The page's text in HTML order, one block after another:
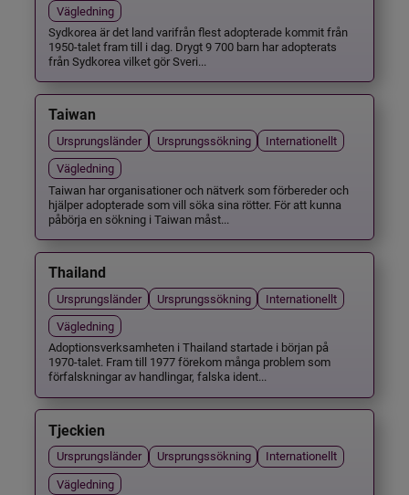
Vägledning
Sydkorea är det land varifrån flest adopterade kommit från
1950-talet fram till i dag. Drygt 9 700 barn har adopterats
från Sydkorea vilket gör Sveri...
Taiwan
Ursprungsländer Ursprungssökning
Internationellt
Vägledning
Taiwan har organisationer och nätverk som förbereder och
hjälper adopterade som vill söka sina rötter. För att kunna
påbörja en sökning i Taiwan måst...
Thailand
Ursprungsländer Ursprungssökning
Internationellt
Vägledning
Adoptionsverksamheten i Thailand startade i början på
1970-talet. Fram till 1977 förekom många problem som
förfalskningar av handlingar, falska ident...
Tjeckien
Ursprungsländer Ursprungssökning
Internationellt
Vägledning